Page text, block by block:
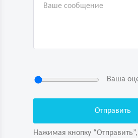
Ваша
Нажимая кнопку
Нажимая кнопку “Отправить”,
согласие на обработку